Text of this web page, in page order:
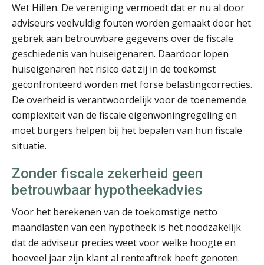
Wet Hillen. De vereniging vermoedt dat er nu al door
adviseurs veelvuldig fouten worden gemaakt door het
gebrek aan betrouwbare gegevens over de fiscale
geschiedenis van huiseigenaren. Daardoor lopen
huiseigenaren het risico dat zij in de toekomst
geconfronteerd worden met forse belastingcorrecties.
De overheid is verantwoordelijk voor de toenemende
complexiteit van de fiscale eigenwoningregeling en
moet burgers helpen bij het bepalen van hun fiscale
situatie.
Zonder fiscale zekerheid geen
betrouwbaar hypotheekadvies
Voor het berekenen van de toekomstige netto
maandlasten van een hypotheek is het noodzakelijk
dat de adviseur precies weet voor welke hoogte en
hoeveel jaar zijn klant al renteaftrek heeft genoten.
Ewoud de Ruiter
Erik van Toledo
Rob van Oosterhout